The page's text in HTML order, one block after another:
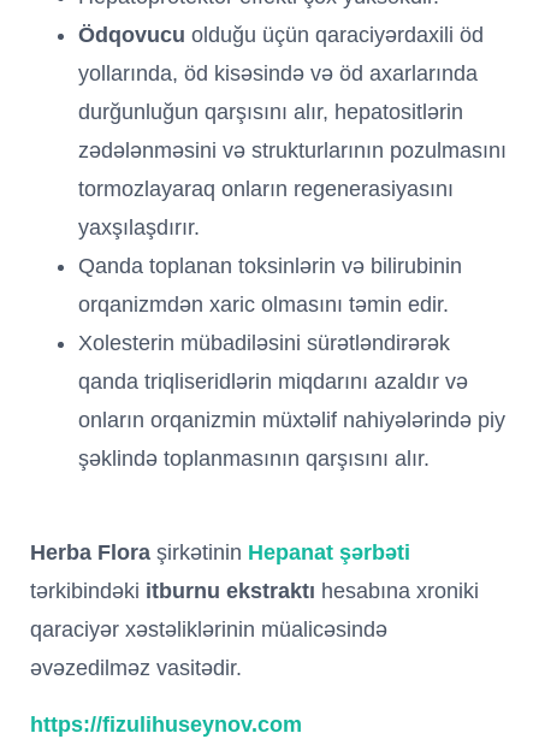
Ödqovucu olduğu üçün qaraciyərdaxili öd
yollarında, öd kisəsində və öd axarlarında
durğunluğun qarşısını alır, hepatositlərin
zədələnməsini və strukturlarının pozulmasını
tormozlayaraq onların regenerasiyasını
yaxşılaşdırır.
Qanda toplanan toksinlərin və bilirubinin
orqanizmdən xaric olmasını təmin edir.
Xolesterin mübadiləsini sürətləndirərək
qanda triqliseridlərin miqdarını azaldır və
onların orqanizmin müxtəlif nahiyələrində piy
şəklində toplanmasının qarşısını alır.
Herba Flora şirkətinin Hepanat şərbəti
tərkibindəki itburnu ekstraktı hesabına xroniki
qaraciyər xəstəliklərinin müalicəsində
əvəzedilməz vasitədir.
https://fizulihuseynov.com